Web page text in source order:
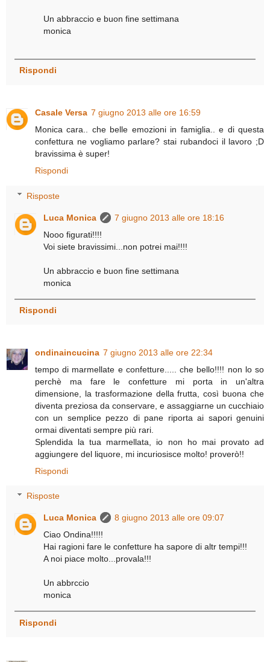
Un abbraccio e buon fine settimana
monica
Rispondi
Casale Versa 7 giugno 2013 alle ore 16:59
Monica cara.. che belle emozioni in famiglia.. e di questa
confettura ne vogliamo parlare? stai rubandoci il lavoro ;D
bravissima è super!
Rispondi
Risposte
Luca Monica
7 giugno 2013 alle ore 18:16
Nooo figurati!!!!
Voi siete bravissimi...non potrei mai!!!!
Un abbraccio e buon fine settimana
monica
Rispondi
ondinaincucina 7 giugno 2013 alle ore 22:34
tempo di marmellate e confetture..... che bello!!!! non lo so
perchè ma fare le confetture mi porta in un'altra
dimensione, la trasformazione della frutta, così buona che
diventa preziosa da conservare, e assaggiarne un cucchiaio
con un semplice pezzo di pane riporta ai sapori genuini
ormai diventati sempre più rari.
Splendida la tua marmellata, io non ho mai provato ad
aggiungere del liquore, mi incuriosisce molto! proverò!!
Rispondi
Risposte
Luca Monica
8 giugno 2013 alle ore 09:07
Ciao Ondina!!!!!
Hai ragioni fare le confetture ha sapore di altr tempi!!!
A noi piace molto...provala!!!
Un abbrccio
monica
Rispondi